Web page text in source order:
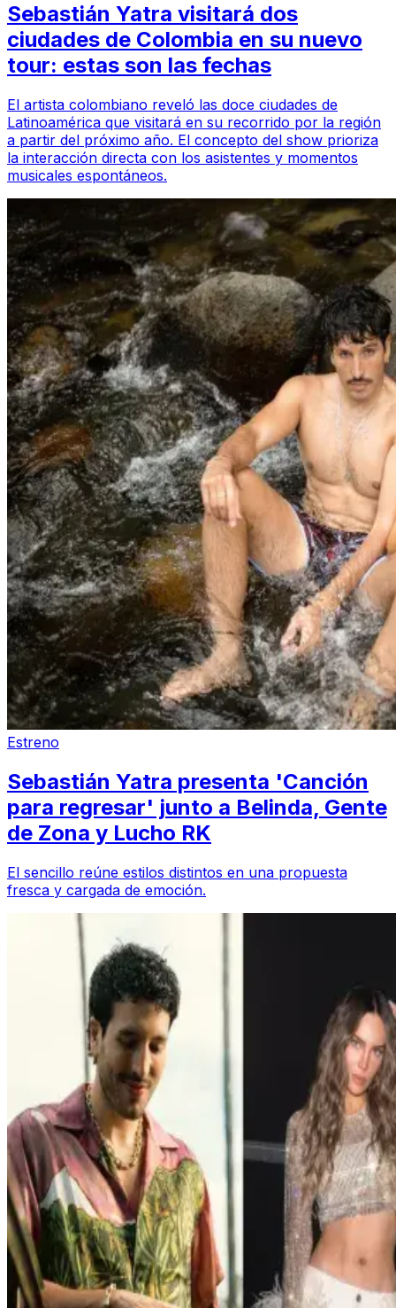
Sebastián Yatra visitará dos
ciudades de Colombia en su nuevo
tour: estas son las fechas
El artista colombiano reveló las doce ciudades de
Latinoamérica que visitará en su recorrido por la región
a partir del próximo año. El concepto del show prioriza
la interacción directa con los asistentes y momentos
musicales espontáneos.
Estreno
Sebastián Yatra presenta 'Canción
para regresar' junto a Belinda, Gente
de Zona y Lucho RK
El sencillo reúne estilos distintos en una propuesta
fresca y cargada de emoción.